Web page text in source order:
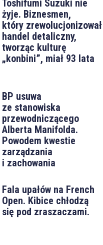
Toshifumi Suzuki nie
żyje. Biznesmen,
który zrewolucjonizował
handel detaliczny,
tworząc kulturę
„konbini”, miał 93 lata
BP usuwa
ze stanowiska
przewodniczącego
Alberta Manifolda.
Powodem kwestie
zarządzania
i zachowania
Fala upałów na French
Open. Kibice chłodzą
się pod zraszaczami.